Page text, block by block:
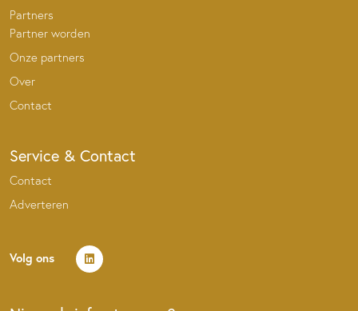
Partners
Partner worden
Onze partners
Over
Contact
Service & Contact
Contact
Adverteren
Volg ons